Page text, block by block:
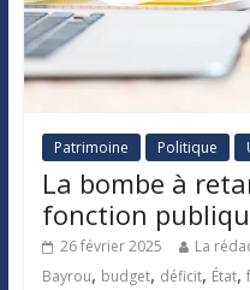
Patrimoine Politique
La bombe à
fonction
26 février 2025 La
Bayrou, budget, déficit, État,